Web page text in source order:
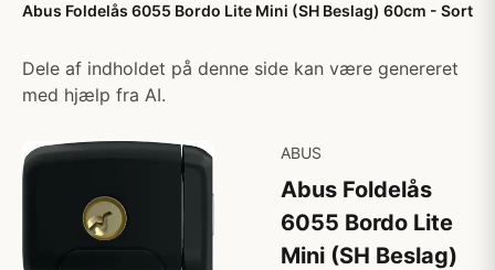
Abus Foldelås 6055 Bordo Lite Mini (SH Beslag) 60cm - Sort
Dele af indholdet på denne side kan være genereret
med hjælp fra AI.
ABUS
Abus Foldelås
6055 Bordo Lite
Mini (SH Beslag)